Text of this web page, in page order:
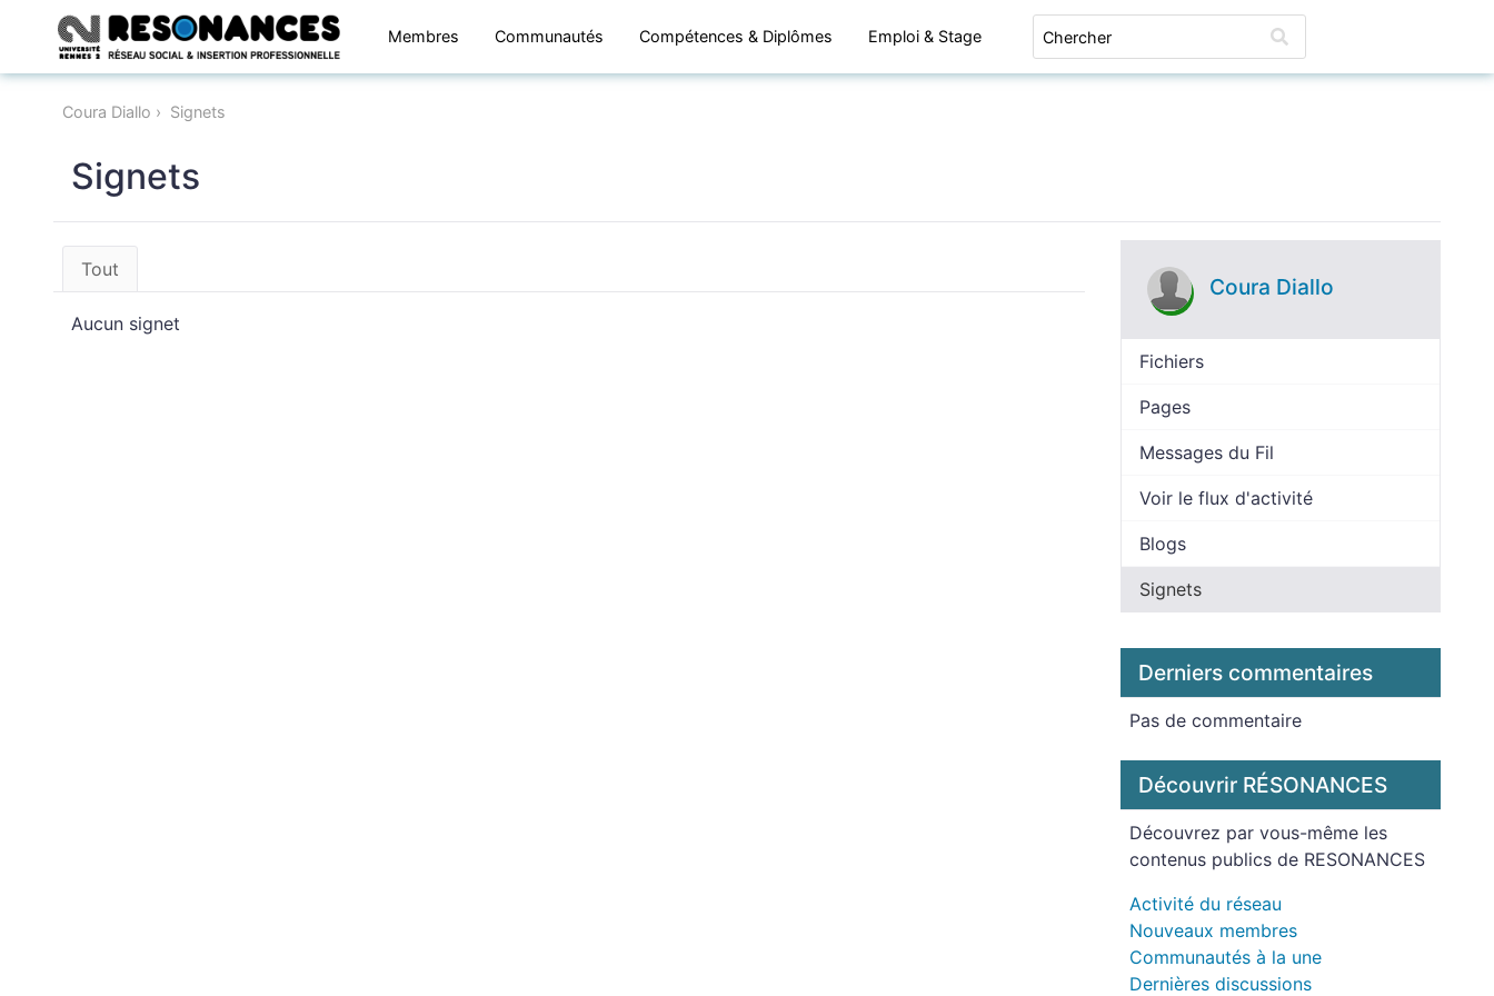
Membres Communautés Compétences & Diplômes Emploi & Stage
Coura Diallo Signets
Signets
Tout
Aucun signet
Coura Diallo
Fichiers
Pages
Messages du Fil
Voir le flux d'activité
Blogs
Signets
Derniers commentaires
Pas de commentaire
Découvrir RÉSONANCES
Découvrez par vous-même les
contenus publics de RESONANCES
Activité du réseau
Nouveaux membres
Communautés à la une
Dernières discussions